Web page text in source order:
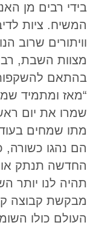
בידי רבים מן
המשיח. ציות
וויתורים שרוב
מצוות השבת,
בהתאם
“מאז ומתמיד
שמרו את יום
מתו שמחים
הם נהגו
החדשה תנתק
תהיה לנו יותר
מבקשת קבוצה
העולם כולו